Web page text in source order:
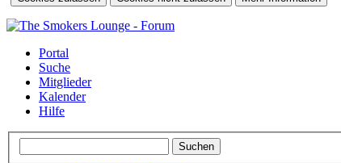
Portal
Suche
Mitglieder
Kalender
Hilfe